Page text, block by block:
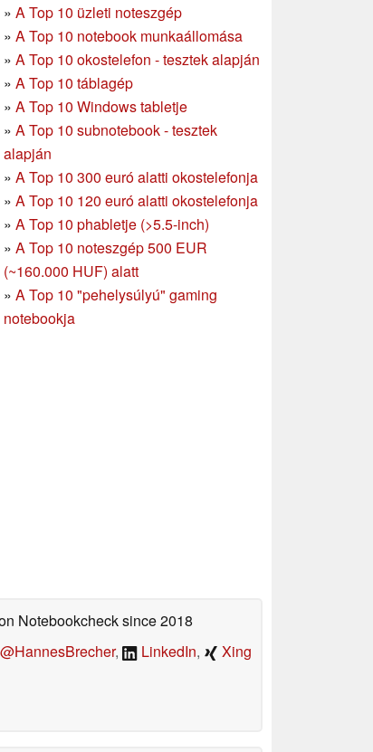
» A Top 10 üzleti noteszgép
» A Top 10 notebook munkaállomása
» A Top 10 okostelefon - tesztek alapján
» A Top 10 táblagép
» A Top 10 Windows tabletje
» A Top 10 subnotebook - tesztek
alapján
» A Top 10 300 euró alatti okostelefonja
» A Top 10 120 euró alatti okostelefonja
» A Top 10 phabletje (>5.5-inch)
» A Top 10 noteszgép 500 EUR
(~160.000 HUF) alatt
» A Top 10 "pehelysúlyú" gaming
notebookja
Notebookchecksince 2018
@HannesBrecher, LinkedIn, Xing